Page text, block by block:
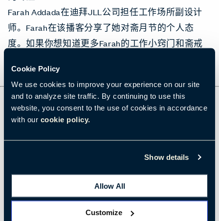
Cookie Policy
We use cookies to improve your experience on our site
and to analyze site traffic. By continuing to use this
website, you consent to the use of cookies in accordance
with our cookie policy.
Show details
Allow All
Customize
Farah Addada在迪拜JLL公司担任工作场所副设计
师。Farah在该播客分享了她对斋月节的个人态
度。如果你想知道更多Farah的工作小窍门和斋戒
本内容使用第三方COOKIE
很抱歉，这些内容需要第三方cookie才能运
用。如果您想浏览这些内容，可以更改cookie
设置，接受以下类别。